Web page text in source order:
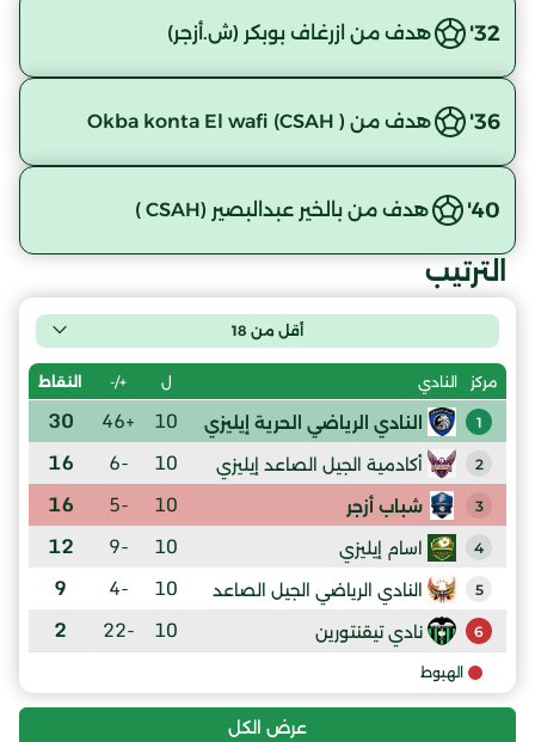
32' هدف من ازرغاف بوبكر (ش.أزجر)
36' هدف من Okba konta El wafi (CSAH )
40' هدف من بالخير عبدالبصير (CSAH )
الترتيب
أقل من 18
مركز النادي ل +/- النقاط
1 النادي الرياضي الحرية إيليزي 10
+46
30
2 أكادمية الجيل الصاعد إيليزي 10
-6
16
3 شباب أزجر 10
-5
16
4 اسام إيليزي 10
-9
12
5 النادي الرياضي الجيل الصاعد 10
-4
9
6 نادي تيقنتورين 10
-22
2
الهبوط
عرض الكل